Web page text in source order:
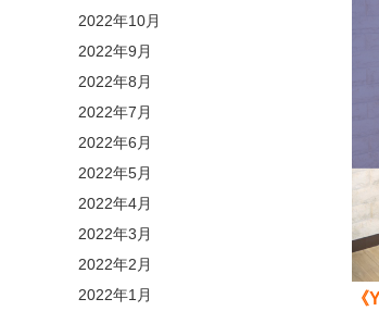
2022年10月
2022年9月
2022年8月
2022年7月
2022年6月
2022年5月
2022年4月
2022年3月
2022年2月
2022年1月